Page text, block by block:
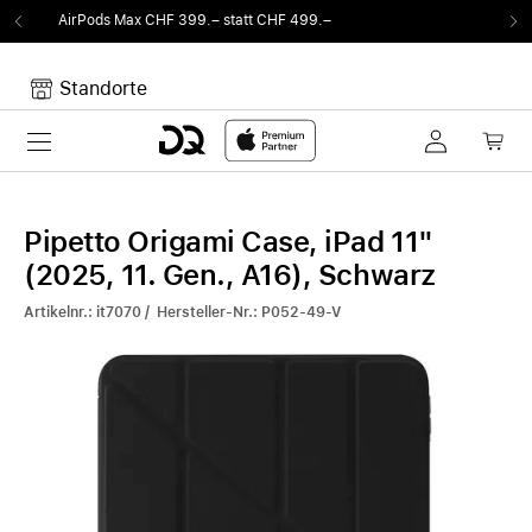
statt CHF 499.– DQ
Standorte
Toggle navigation
Pipetto Origami Case, iPad 11"
(2025, 11. Gen., A16), Schwarz
Artikelnr.: it7070 / Hersteller-Nr.: P052-49-V